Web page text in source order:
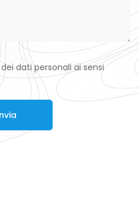
dati personali ai sensi